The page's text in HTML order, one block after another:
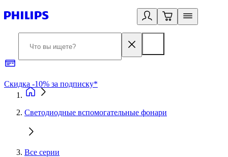
Скидка -10% за подписку*
Светодиодные вспомогательные фонари
Все серии